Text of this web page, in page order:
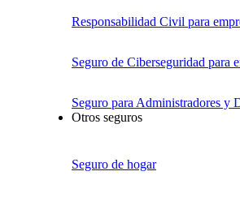
Responsabilidad Civil para
Seguro de Ciberseguridad para
Seguro para Administradores y
Otros seguros
Seguro de hogar